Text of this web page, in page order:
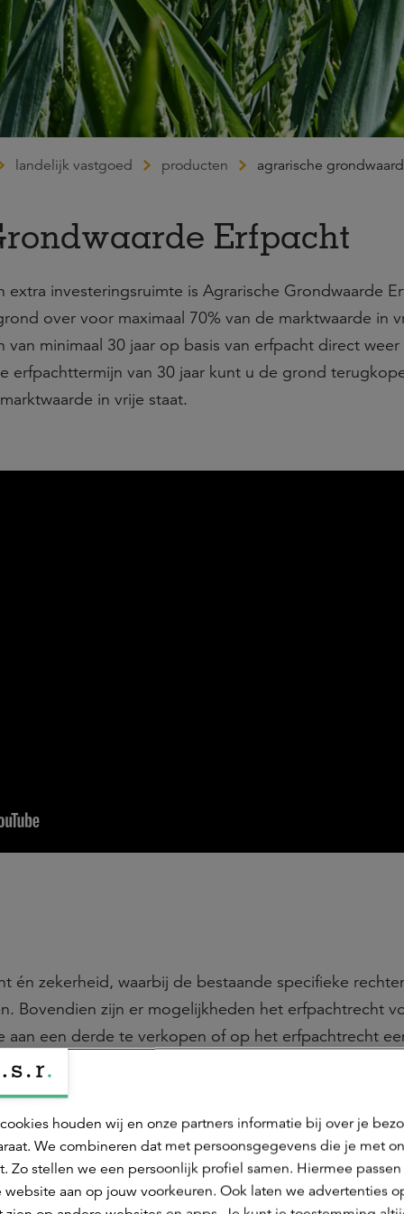
landelijk vastgoed producten agrarische
Erfpacht
extra investeringsruimte is Agrarische Grondwaarde
over voor maximaal 70% van de marktwaarde in
minimaal 30 jaar op basis van erfpacht direct weer
erfpachttermijn van 30 jaar kunt u de grond
in vrije staat.
én zekerheid, waarbij de bestaande specifieke
Bovendien zijn er mogelijkheden het erfpachtrecht
aan een derde te verkopen of op het erfpachtrecht
geen tussentijdse aflossingsverplichting.
2,25%. De canon wordt jaarlijks geïndexeerd met de
Centraal Bureau voor de Statistiek (CBS).
houden wij en onze partners informatie bij over je
We combineren dat met persoonsgegevens die je met
Zo stellen we een persoonlijk profiel samen. Hiermee
website aan op jouw voorkeuren. Ook laten we advertenties